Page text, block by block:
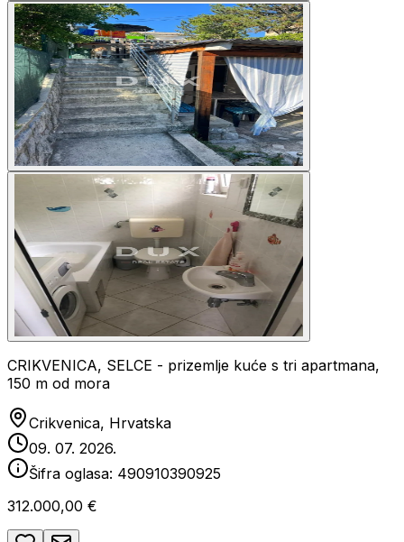
CRIKVENICA, SELCE - prizemlje kuće s tri apartmana,
150 m od mora
Crikvenica, Hrvatska
09. 07. 2026.
Šifra oglasa: 490910390925
312.000,00 €